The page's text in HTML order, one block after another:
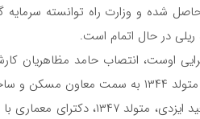
شده و وزارت راه توانسته سرمایه
در حال اتمام است.
اوست، انتصاب حامد مظاهریان
است .
معاون شهرسازی و معماری وزارت راه و شهرسازی